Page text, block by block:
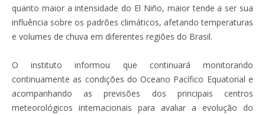
quanto maior a intensidade do El Niño, maior tende a ser sua
influência sobre os padrões climáticos, afetando temperaturas
e volumes de chuva em diferentes regiões do Brasil.
O instituto informou que continuará monitorando
continuamente as condições do Oceano Pacífico Equatorial e
acompanhando as previsões dos principais centros
meteorológicos internacionais para avaliar a evolução do